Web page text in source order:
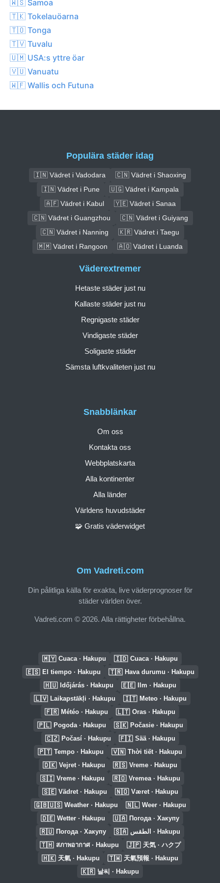
🇼🇸 Samoa
🇹🇰 Tokelauöarna
🇹🇴 Tonga
🇹🇻 Tuvalu
🇺🇲 USA:s yttre öar
🇻🇺 Vanuatu
🇼🇫 Wallis och Futuna
Populära städer idag
🇮🇳 Vädret i Vadodara
🇨🇳 Vädret i Shaoxing
🇮🇳 Vädret i Pune
🇺🇬 Vädret i Kampala
🇦🇫 Vädret i Kabul
🇾🇪 Vädret i Sanaa
🇨🇳 Vädret i Guangzhou
🇨🇳 Vädret i Guiyang
🇨🇳 Vädret i Nanning
🇰🇷 Vädret i Taegu
🇲🇲 Vädret i Rangoon
🇦🇴 Vädret i Luanda
Om Vadreti.com
Din pålitliga källa för exakta, live väderprognoser för
städer världen över.
Vadreti.com © 2026. Alla rättigheter förbehållna.
Snabblänkar
Om oss
Kontakta oss
Webbplatskarta
Alla kontinenter
Alla länder
Världens huvudstäder
🧩 Gratis väderwidget
Väderextremer
Hetaste städer just nu
Kallaste städer just nu
Regnigaste städer
Vindigaste städer
Soligaste städer
Sämsta luftkvaliteten just nu
🇲🇾 Cuaca · Hakupu 🇮🇩 Cuaca · Hakupu
🇪🇸 El tiempo · Hakupu 🇹🇷 Hava durumu · Hakupu
🇭🇺 Időjárás · Hakupu 🇪🇪 Ilm · Hakupu
🇱🇻 Laikapstākļi · Hakupu 🇮🇹 Meteo · Hakupu
🇫🇷 Météo · Hakupu 🇱🇹 Oras · Hakupu
🇵🇱 Pogoda · Hakupu 🇸🇰 Počasie · Hakupu
🇨🇿 Počasí · Hakupu 🇫🇮 Sää · Hakupu
🇵🇹 Tempo · Hakupu 🇻🇳 Thời tiết · Hakupu
🇩🇰 Vejret · Hakupu 🇷🇸 Vreme · Hakupu
🇸🇮 Vreme · Hakupu 🇷🇴 Vremea · Hakupu
🇸🇪 Vädret · Hakupu 🇳🇴 Været · Hakupu
🇬🇧🇺🇸 Weather · Hakupu 🇳🇱 Weer · Hakupu
🇩🇪 Wetter · Hakupu 🇺🇦 Погода · Хакупу
🇷🇺 Погода · Хакупу 🇸🇦 الطقس · Hakupu
🇹🇭 สภาพอากาศ · Hakupu 🇯🇵 天気 · ハクプ
🇭🇰 天氣 · Hakupu 🇹🇼 天氣預報 · Hakupu
🇰🇷 날씨 · Hakupu